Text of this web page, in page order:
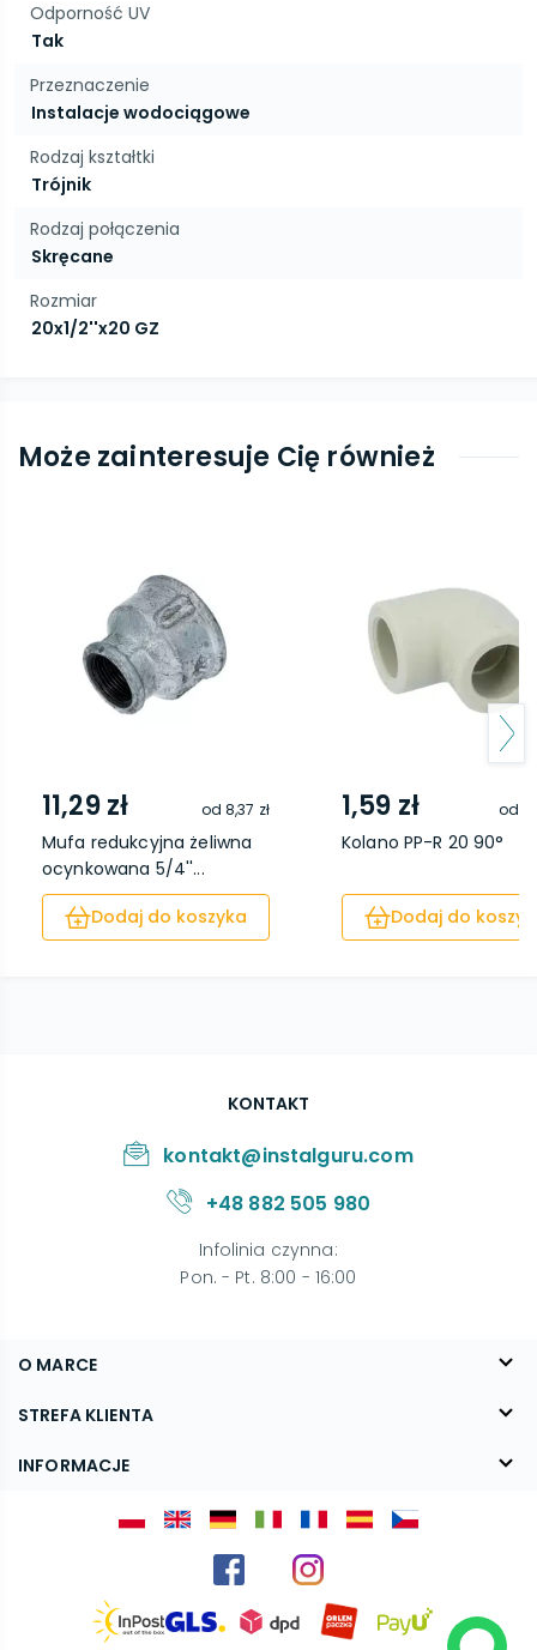
Odporność UV
Tak
Przeznaczenie
Instalacje wodociągowe
Rodzaj kształtki
Trójnik
Rodzaj połączenia
Skręcane
Rozmiar
20x1/2''x20 GZ
Może zainteresuje Cię również
11,29 zł od8,37 zł
Mufa redukcyjna żeliwna
ocynkowana 5/4''...
Dodaj do koszyka
1,59 zł od
Kolano PP-R 20 90°
Dodaj do
O MARCE
O nas
Blog
STREFA KLIENTA
FAQ
INFORMACJE
KONTAKT
kontakt@instalguru.com
+48 882 505 980
Infolinia czynna:
Pon. - Pt. 8:00 - 16:00